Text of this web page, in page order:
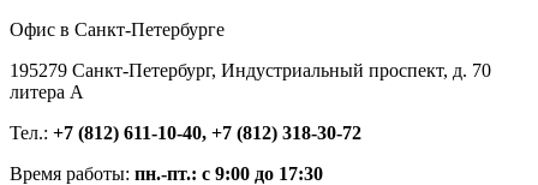
Офис в Санкт-Петербурге
195279 Санкт-Петербург, Индустриальный проспект, д. 70
литера А
Тел.: +7 (812) 611-10-40, +7 (812) 318-30-72
Время работы: пн.-пт.: с 9:00 до 17:30